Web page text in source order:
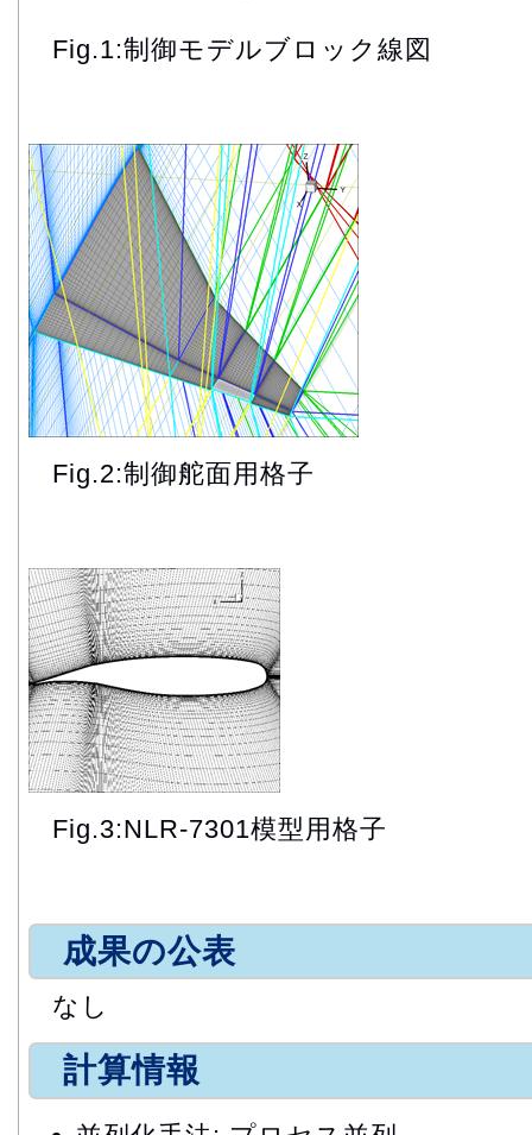
Fig.1:制御モデルブロック線図
Fig.2:制御舵面用格子
Fig.3:NLR-7301模型用格子
成果の公表
なし
計算情報